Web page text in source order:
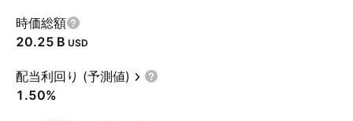
時価総額
‪20.25 B‬ USD
配当利回り (予測値)
1.50%